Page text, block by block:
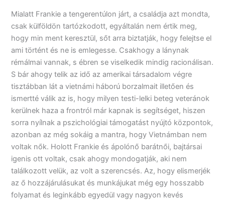
Mialatt Frankie a tengerentúlon járt, a családja azt mondta,
csak külföldön tartózkodott, egyáltalán nem értik meg,
hogy min ment keresztül, sőt arra biztatják, hogy felejtse el
ami történt és ne is emlegesse. Csakhogy a lánynak
rémálmai vannak, s ébren se viselkedik mindig racionálisan.
S bár ahogy telik az idő az amerikai társadalom végre
tisztábban lát a vietnámi háború borzalmait illetően és
ismertté válik az is, hogy milyen testi-lelki beteg veteránok
kerülnek haza a frontról már kapnak is segítséget, hiszen
sorra nyílnak a pszichológiai támogatást nyújtó központok,
azonban az még sokáig a mantra, hogy Vietnámban nem
voltak nők. Holott Frankie és ápolónő barátnői, bajtársai
igenis ott voltak, csak ahogy mondogatják, aki nem
találkozott velük, az volt a szerencsés. Az, hogy elismerjék
az ő hozzájárulásukat és munkájukat még egy hosszabb
folyamat és leginkább egyedül vagy nagyon kevés